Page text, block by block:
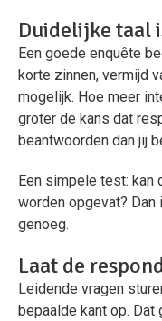
Duidelijke taal
Een goede enquête
korte zinnen, vermijd
mogelijk. Hoe meer
groter de kans dat
beantwoorden dan jij
Een simpele test: kan
worden opgevat?
genoeg.
Laat de
Leidende vragen
bepaalde kant op. Dat